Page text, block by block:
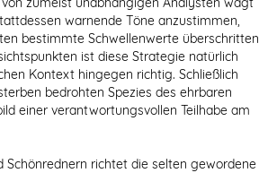
warnende Töne anzustimmen,
bestimmte Schwellenwerte überschritten
ist diese Strategie natürlich
Kontext hingegen richtig. Schließlich
bedrohten Spezies des ehrbaren
einer verantwortungsvollen Teilhabe am
richtet die selten gewordene